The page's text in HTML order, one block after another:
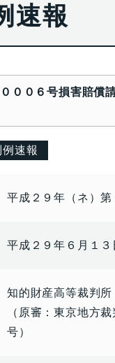
速報
００６号損害賠償
速報
平成２９年（ネ）
平成２９年６月１３
知的財産高等裁判所
（原審：東京地方
号）